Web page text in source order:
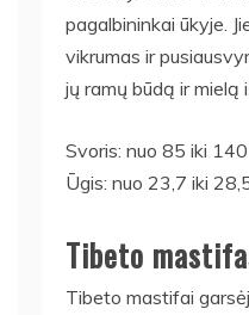
pagalbininkai ūkyje.
vikrumas ir
jų ramų būdą ir mielą
Svoris: nuo 85 iki
Ūgis: nuo 23,7 iki
Tibeto
Tibeto mastifai